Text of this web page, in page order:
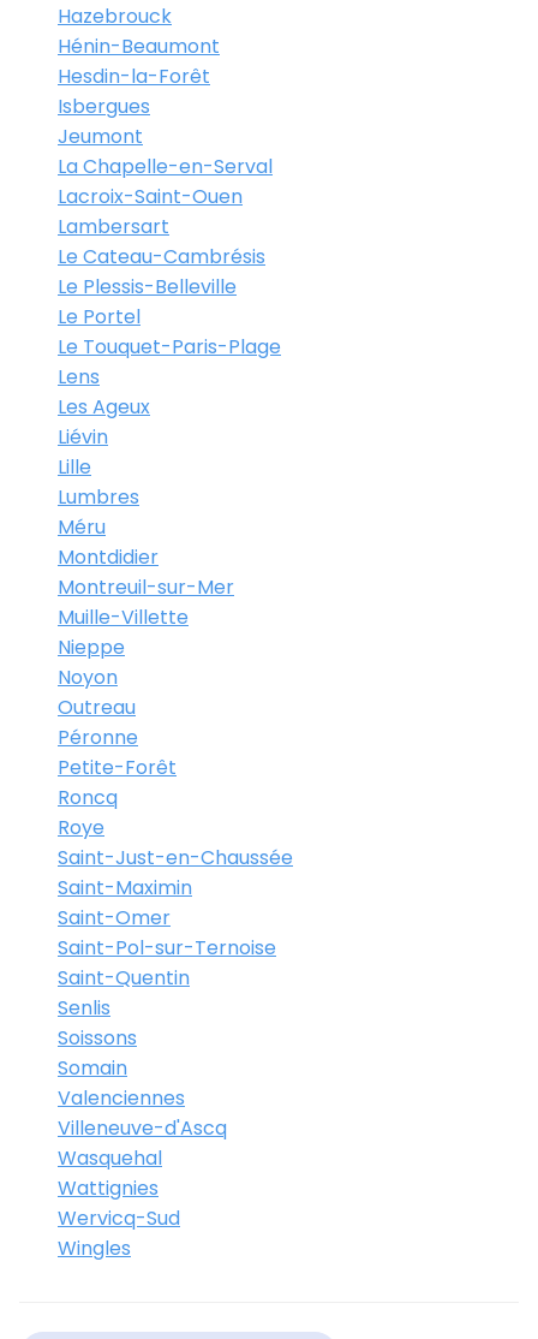
Hazebrouck
Hénin-Beaumont
Hesdin-la-Forêt
Isbergues
Jeumont
La Chapelle-en-Serval
Lacroix-Saint-Ouen
Lambersart
Le Cateau-Cambrésis
Le Plessis-Belleville
Le Portel
Le Touquet-Paris-Plage
Lens
Les Ageux
Liévin
Lille
Lumbres
Méru
Montdidier
Montreuil-sur-Mer
Muille-Villette
Nieppe
Noyon
Outreau
Péronne
Petite-Forêt
Roncq
Roye
Saint-Just-en-Chaussée
Saint-Maximin
Saint-Omer
Saint-Pol-sur-Ternoise
Saint-Quentin
Senlis
Soissons
Somain
Valenciennes
Villeneuve-d'Ascq
Wasquehal
Wattignies
Wervicq-Sud
Wingles